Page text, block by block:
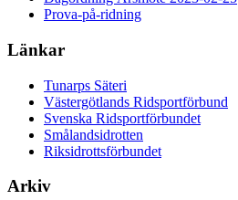
Prova-på-ridning
Länkar
Tunarps Säteri
Västergötlands Ridsportförbund
Svenska Ridsportförbundet
Smålandsidrotten
Riksidrottsförbundet
Arkiv